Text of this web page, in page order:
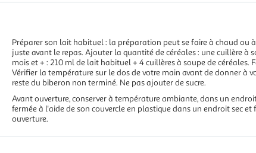
Préparer son lait habituel : la préparation peut se faire à chaud ou
juste avant le repas. Ajouter la quantité de céréales : une cuillère à
mois et + : 210 ml de lait habituel + 4 cuillères à soupe de céréales.
Vérifier la température sur le dos de votre main avant de donner à
reste du biberon non terminé. Ne pas ajouter de sucre.
Avant ouverture, conserver à température ambiante, dans un
fermée à l'aide de son couvercle en plastique dans un endroit sec et
ouverture.